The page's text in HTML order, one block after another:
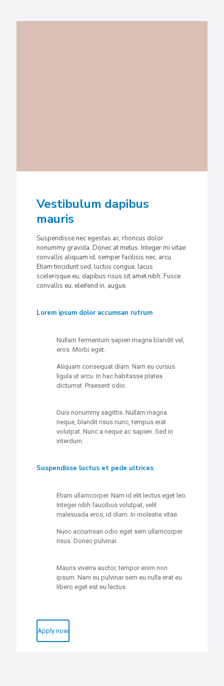
Vestibulum dapibus
mauris
Suspendisse nec egestas ac, rhoncus dolor
nonummy gravida. Donec at metus. Integer mi vitae
convallis aliquam id, semper facilisis nec, arcu.
Etiam tincidunt sed, luctus congue, lacus
scelerisque eu, dapibus risus sit amet nibh. Fusce
convallis eu, eleifend in, augue.
Lorem ipsum dolor accumsan rutrum
Nullam fermentum sapien magna blandit vel,
eros. Morbi eget.
Aliquam consequat diam. Nam eu cursus
ligula ut arcu. In hac habitasse platea
dictumst. Praesent odio.
Duis nonummy sagittis. Nullam magna
neque, blandit risus nunc, tempus erat
volutpat. Nunc a neque ac sapien. Sed in
interdum.
Suspendisse luctus et pede ultrices
Etiam ullamcorper. Nam id elit lectus eget leo.
Integer nibh faucibus volutpat, velit
malesuada eros, id diam. In molestie vitae.
Nunc accumsan odio eget sem ullamcorper
risus. Donec pulvinar.
Mauris viverra auctor, tempor enim non
ipsum. Nam eu pulvinar sem eu nulla erat eu
libero eget est eu lectus.
Apply now